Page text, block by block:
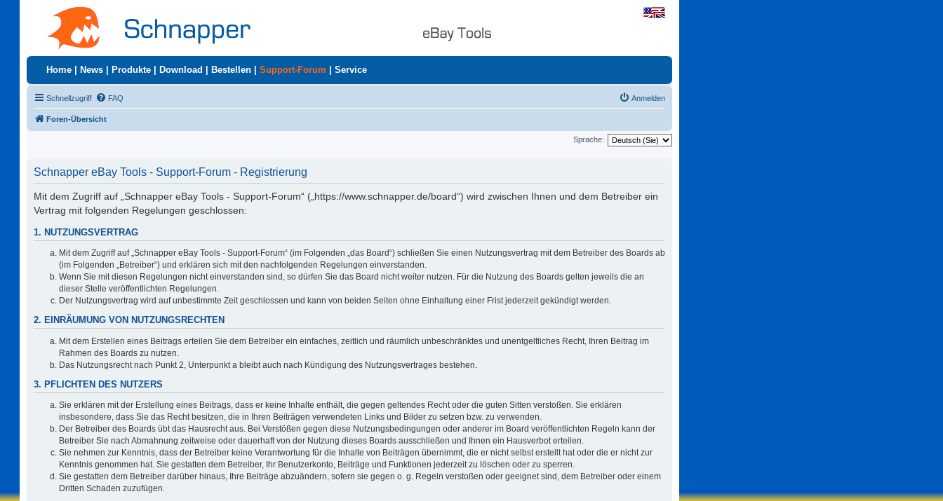
Home News Produkte Download Bestellen Support-Forum Service
Schnellzugriff FAQ Anmelden
Foren-Übersicht
Sprache:
Schnapper eBay Tools - Support-Forum - Registrierung
Mit dem Zugriff auf „Schnapper eBay Tools - Support-Forum“ („https://www.schnapper.de/board“) wird zwischen Ihnen und dem Betreiber ein
Vertrag mit folgenden Regelungen geschlossen:
1. NUTZUNGSVERTRAG
Mit dem Zugriff auf „Schnapper eBay Tools - Support-Forum“ (im Folgenden „das Board“) schließen Sie einen Nutzungsvertrag mit dem Betreiber des Boards ab
(im Folgenden „Betreiber“) und erklären sich mit den nachfolgenden Regelungen einverstanden.
Wenn Sie mit diesen Regelungen nicht einverstanden sind, so dürfen Sie das Board nicht weiter nutzen. Für die Nutzung des Boards gelten jeweils die an
dieser Stelle veröffentlichten Regelungen.
Der Nutzungsvertrag wird auf unbestimmte Zeit geschlossen und kann von beiden Seiten ohne Einhaltung einer Frist jederzeit gekündigt werden.
2. EINRÄUMUNG VON NUTZUNGSRECHTEN
Mit dem Erstellen eines Beitrags erteilen Sie dem Betreiber ein einfaches, zeitlich und räumlich unbeschränktes und unentgeltliches Recht, Ihren Beitrag im
Rahmen des Boards zu nutzen.
Das Nutzungsrecht nach Punkt 2, Unterpunkt a bleibt auch nach Kündigung des Nutzungsvertrages bestehen.
3. PFLICHTEN DES NUTZERS
Sie erklären mit der Erstellung eines Beitrags, dass er keine Inhalte enthält, die gegen geltendes Recht oder die guten Sitten verstoßen. Sie erklären
insbesondere, dass Sie das Recht besitzen, die in Ihren Beiträgen verwendeten Links und Bilder zu setzen bzw. zu verwenden.
Der Betreiber des Boards übt das Hausrecht aus. Bei Verstößen gegen diese Nutzungsbedingungen oder anderer im Board veröffentlichten Regeln kann der
Betreiber Sie nach Abmahnung zeitweise oder dauerhaft von der Nutzung dieses Boards ausschließen und Ihnen ein Hausverbot erteilen.
Sie nehmen zur Kenntnis, dass der Betreiber keine Verantwortung für die Inhalte von Beiträgen übernimmt, die er nicht selbst erstellt hat oder die er nicht zur
Kenntnis genommen hat. Sie gestatten dem Betreiber, Ihr Benutzerkonto, Beiträge und Funktionen jederzeit zu löschen oder zu sperren.
Sie gestatten dem Betreiber darüber hinaus, Ihre Beiträge abzuändern, sofern sie gegen o. g. Regeln verstoßen oder geeignet sind, dem Betreiber oder einem
Dritten Schaden zuzufügen.